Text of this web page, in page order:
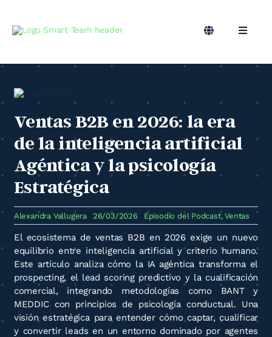
content
Toggle
ES
Toggle
Marketing B2B
Marketing Outsourcing
Podcast
Blog
Smart Team
Ventas B2B en 2026: la era
de la inteligencia artificial
Agéntica y la psicología
Estratégica
Alexandra Vallugera 26/03/2026 Episodio del Podcast,Ventas
El ecosistema de ventas B2B en 2026 exige un nuevo
equilibrio entre inteligencia artificial y criterio humano.
Este artículo analiza cómo la IA agéntica transforma el
prospecting, el lead scoring predictivo y la cualificación
comercial, integrando metodologías como BANT y
MEDDIC con principios de psicología conductual. Una
visión estratégica para entender cómo captar, cualificar
y convertir leads en un entorno dominado por agentes